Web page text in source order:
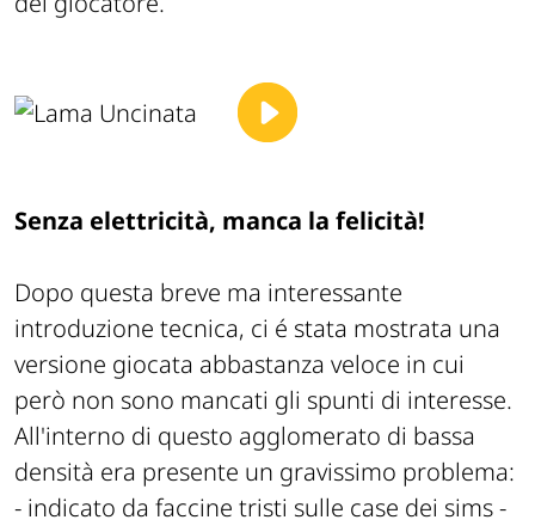
Senza elettricità, manca la felicità!
Dopo questa breve ma interessante
introduzione tecnica, ci é stata mostrata una
versione giocata abbastanza veloce in cui
però non sono mancati gli spunti di interesse.
All'interno di questo agglomerato di bassa
densità era presente un gravissimo problema:
- indicato da faccine tristi sulle case dei sims -